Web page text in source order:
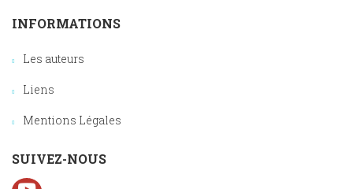
INFORMATIONS
Les auteurs
Liens
Mentions Légales
SUIVEZ-NOUS